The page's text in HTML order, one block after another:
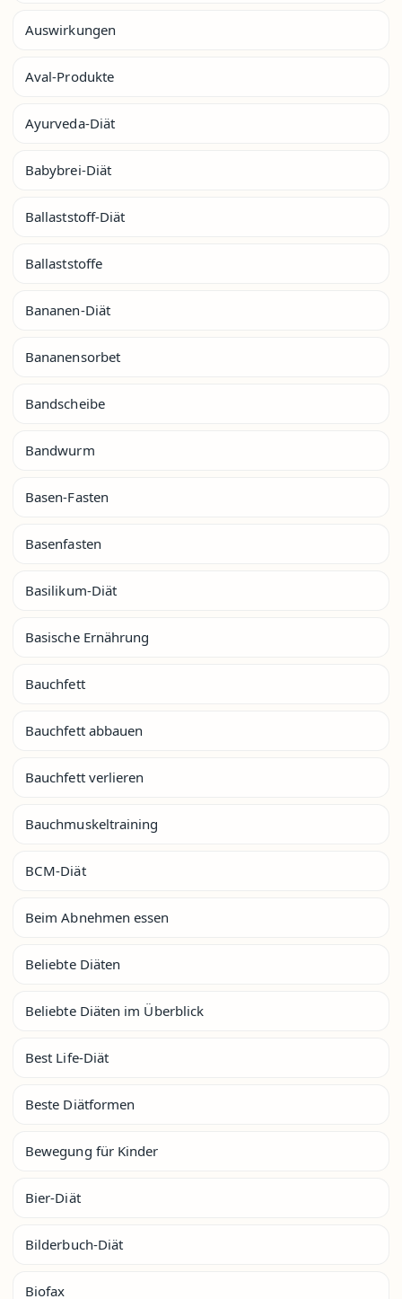
Auswirkungen
Aval-Produkte
Ayurveda-Diät
Babybrei-Diät
Ballaststoff-Diät
Ballaststoffe
Bananen-Diät
Bananensorbet
Bandscheibe
Bandwurm
Basen-Fasten
Basenfasten
Basilikum-Diät
Basische Ernährung
Bauchfett
Bauchfett abbauen
Bauchfett verlieren
Bauchmuskeltraining
BCM-Diät
Beim Abnehmen essen
Beliebte Diäten
Beliebte Diäten im Überblick
Best Life-Diät
Beste Diätformen
Bewegung für Kinder
Bier-Diät
Bilderbuch-Diät
Biofax